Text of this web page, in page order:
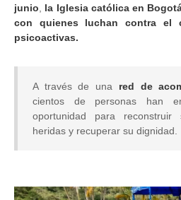
junio
la Iglesia católica en
con quienes luchan contra el
psicoactivas.
A través de una red de
cientos de personas han
oportunidad para
heridas y recuperar su dignidad.
Image